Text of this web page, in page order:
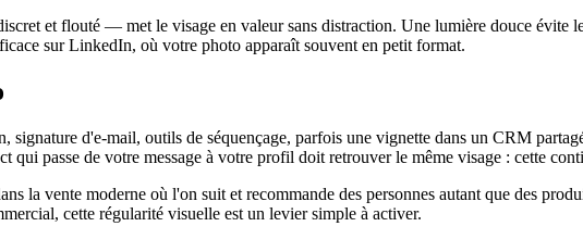
et flouté — met le visage en valeur sans distraction. Une lumière douce évite
sur LinkedIn, où votre photo apparaît souvent en petit format.
d'e-mail, outils de séquençage, parfois une vignette dans un CRM
qui passe de votre message à votre profil doit retrouver le même visage : cette
la vente moderne où l'on suit et recommande des personnes autant que des
cette régularité visuelle est un levier simple à activer.